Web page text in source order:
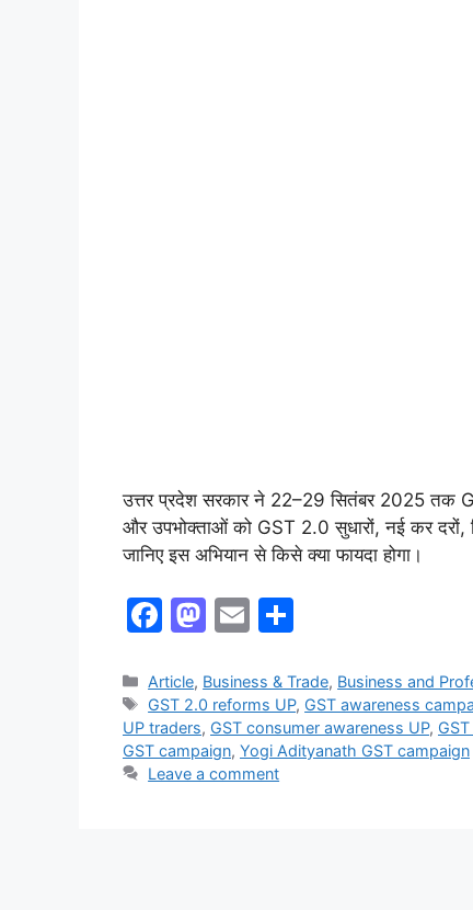
उत्तर प्रदेश सरकार ने 22–29 सितंबर 2025 तक
और उपभोक्ताओं को GST 2.0 सुधारों, नई कर दरों,
जानिए इस अभियान से किसे क्या फायदा होगा।
F
c
e
b
o
M
st
o
d
o
E
ai
l
ar
e
Article, Business & Trade, Business and
GST 2.0 reforms UP, GST awareness
UP traders, GST consumer awareness UP,
GST campaign, Yogi Adityanath GST campaign
Leave a comment